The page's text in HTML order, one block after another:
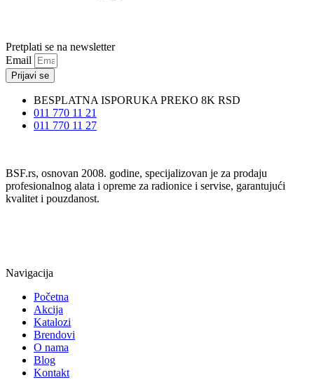
Pretplati se na newsletter
Email
Prijavi se
BESPLATNA ISPORUKA PREKO 8K RSD
011 770 11 21
011 770 11 27
BSF.rs, osnovan 2008. godine, specijalizovan je za prodaju
profesionalnog alata i opreme za radionice i servise, garantujući
kvalitet i pouzdanost.
Navigacija
Početna
Akcija
Katalozi
Brendovi
O nama
Blog
Kontakt